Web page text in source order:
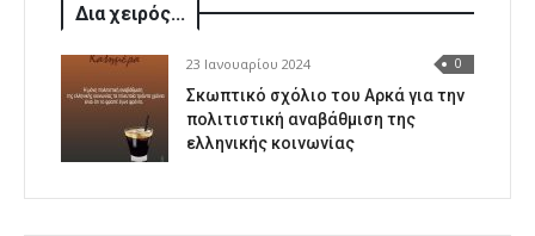
Δια χειρός...
23 Ιανουαρίου 2024 0
Σκωπτικό σχόλιο του Αρκά για την
πολιτιστική αναβάθμιση της
ελληνικής κοινωνίας